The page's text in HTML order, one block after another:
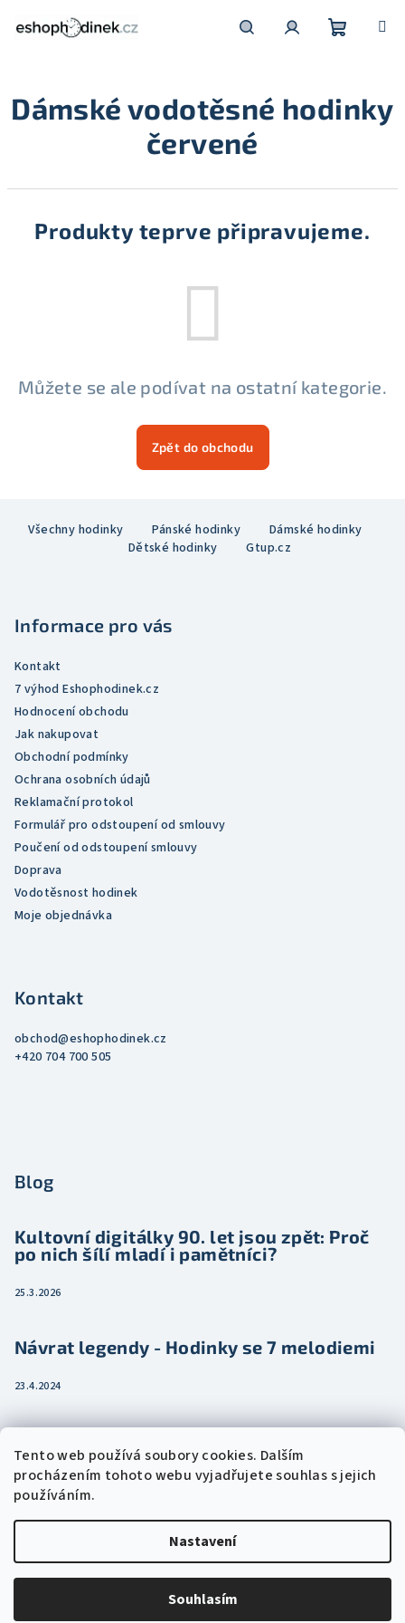
Tento web používá soubory cookies. Dalším
procházením tohoto webu vyjadřujete souhlas s jejich
používáním.
Nastavení
Souhlasím
košík
Dámské vodotěsné hodinky
červené
Produkty teprve připravujeme.
Můžete se ale podívat na ostatní kategorie.
Zpět do obchodu
Všechny hodinky Pánské hodinky
Dámské hodinky
Dětské hodinky
Gtup.cz
Informace pro vás
Kontakt
7 výhod Eshophodinek.cz
Hodnocení obchodu
Jak nakupovat
Obchodní podmínky
Ochrana osobních údajů
Reklamační protokol
Formulář pro odstoupení od smlouvy
Poučení od odstoupení smlouvy
Doprava
Vodotěsnost hodinek
Moje objednávka
Kontakt
obchod@eshophodinek.cz
+420 704 700 505
Blog
Kultovní digitálky 90. let jsou zpět: Proč
po nich šílí mladí i pamětníci?
25.3.2026
Návrat legendy - Hodinky se 7 melodiemi
23.4.2024
jako dárek
15.2.2024